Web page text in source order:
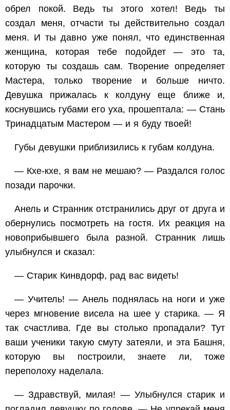
обрел покой. Ведь ты этого хотел! Ведь ты
создал меня, отчасти ты действительно создал
меня. И ты давно уже понял, что единственная
женщина, которая тебе подойдет — это та,
которую ты создашь сам. Творение определяет
Мастера, только творение и больше ничто.
Девушка прижалась к колдуну еще ближе и,
коснувшись губами его уха, прошептала: — Стань
Тринадцатым Мастером — и я буду твоей!
Губы девушки приблизились к губам колдуна.
— Кхе-кхе, я вам не мешаю? — Раздался голос
позади парочки.
Анель и Странник отстранились друг от друга и
обернулись посмотреть на гостя. Их реакция на
новоприбывшего была разной. Странник лишь
улыбнулся и сказал:
— Старик Кинвдорф, рад вас видеть!
— Учитель! — Анель поднялась на ноги и уже
через мгновение висела на шее у старика. — Я
так счастлива. Где вы столько пропадали? Тут
ваши ученики такую смуту затеяли, и эта Башня,
которую вы построили, знаете ли, тоже
переполоху наделала.
— Здравствуй, милая! — Улыбнулся старик и